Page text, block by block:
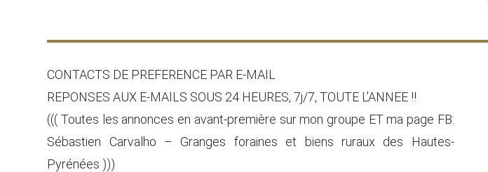
CONTACTS DE PREFERENCE PAR E-MAIL
REPONSES AUX E-MAILS SOUS 24 HEURES, 7j/7, TOUTE L’ANNEE !!
((( Toutes les annonces en avant-première sur mon groupe ET ma page FB:
Sébastien Carvalho – Granges foraines et biens ruraux des Hautes-
Pyrénées )))